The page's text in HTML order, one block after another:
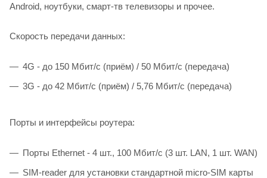
Android, ноутбуки, смарт-тв телевизоры и прочее.
Скорость передачи данных:
4G - до 150 Мбит/с (приём) / 50 Мбит/с (передача)
3G - до 42 Мбит/с (приём) / 5,76 Мбит/с (передача)
Порты и интерфейсы роутера:
Порты Ethernet - 4 шт., 100 Мбит/с (3 шт. LAN, 1 шт. WAN)
SIM-reader для установки стандартной micro-SIM карты